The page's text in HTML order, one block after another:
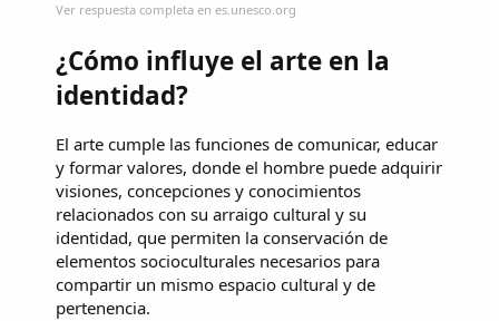
Ver respuesta completa en es.unesco.org
¿Cómo influye el arte en la
identidad?
El arte cumple las funciones de comunicar, educar
y formar valores, donde el hombre puede adquirir
visiones, concepciones y conocimientos
relacionados con su arraigo cultural y su
identidad, que permiten la conservación de
elementos socioculturales necesarios para
compartir un mismo espacio cultural y de
pertenencia.